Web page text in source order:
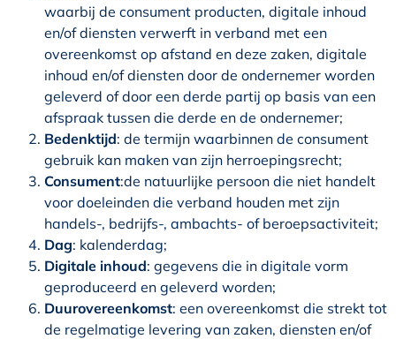
waarbij de consument producten, digitale inhoud
en/of diensten verwerft in verband met een
overeenkomst op afstand en deze zaken, digitale
inhoud en/of diensten door de ondernemer worden
geleverd of door een derde partij op basis van een
afspraak tussen die derde en de ondernemer;
Bedenktijd: de termijn waarbinnen de consument
gebruik kan maken van zijn herroepingsrecht;
Consument:de natuurlijke persoon die niet handelt
voor doeleinden die verband houden met zijn
handels-, bedrijfs-, ambachts- of beroepsactiviteit;
Dag: kalenderdag;
Digitale inhoud: gegevens die in digitale vorm
geproduceerd en geleverd worden;
Duurovereenkomst: een overeenkomst die strekt tot
de regelmatige levering van zaken, diensten en/of